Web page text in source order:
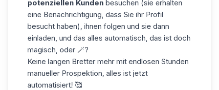
potenziellen Kunden besuchen (sie erhalten
eine Benachrichtigung, dass Sie ihr Profil
besucht haben), ihnen folgen und sie dann
einladen, und das alles automatisch, das ist doch
magisch, oder 🪄?
Keine langen Bretter mehr mit endlosen Stunden
manueller Prospektion , alles ist jetzt
automatisiert! 🥰